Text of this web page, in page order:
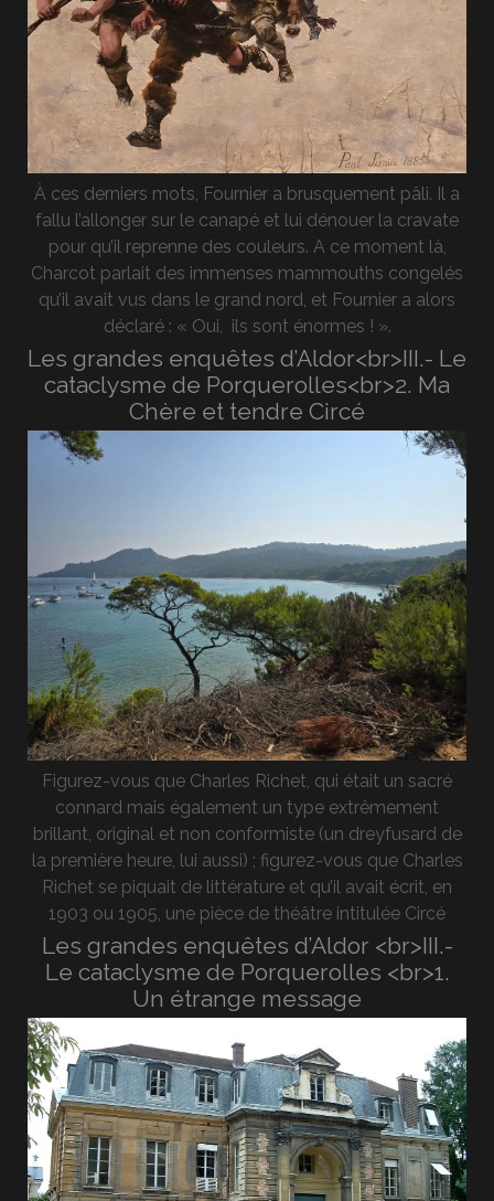
À ces derniers mots, Fournier a brusquement pâli. Il a
fallu l’allonger sur le canapé et lui dénouer la cravate
pour qu’il reprenne des couleurs. A ce moment là,
Charcot parlait des immenses mammouths congelés
qu’il avait vus dans le grand nord, et Fournier a alors
déclaré : « Oui, ils sont énormes ! ».
Les grandes enquêtes d’Aldor<br>III.- Le
cataclysme de Porquerolles<br>2. Ma
Chère et tendre Circé
Figurez-vous que Charles Richet, qui était un sacré
connard mais également un type extrêmement
brillant, original et non conformiste (un dreyfusard de
la première heure, lui aussi) ; figurez-vous que Charles
Richet se piquait de littérature et qu’il avait écrit, en
1903 ou 1905, une pièce de théâtre intitulée Circé
Les grandes enquêtes d’Aldor <br>III.-
Le cataclysme de Porquerolles <br>1.
Un étrange message